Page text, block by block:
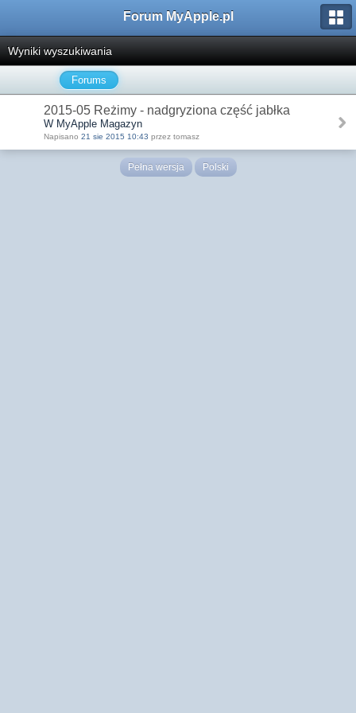
Forum MyApple.pl
Wyniki wyszukiwania
Forums
2015-05 Reżimy - nadgryziona część jabłka
W MyApple Magazyn
Napisano 21 sie 2015 10:43 przez tomasz
Pełna wersja Polski